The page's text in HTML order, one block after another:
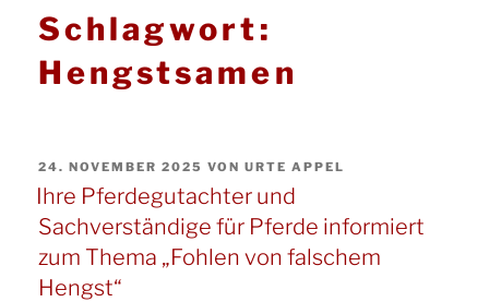
Schlagwort:
Hengstsamen
VERÖFFENTLICHT
AM
24. NOVEMBER 2025 VONURTE APPEL
Ihre Pferdegutachter und
Sachverständige für Pferde informiert
zum Thema „Fohlen von falschem
Hengst“